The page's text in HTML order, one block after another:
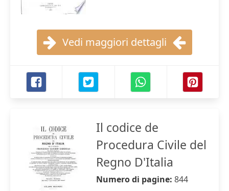
Vedi maggiori dettagli
Il codice de
Procedura Civile del
Regno D'Italia
Numero di pagine: 844